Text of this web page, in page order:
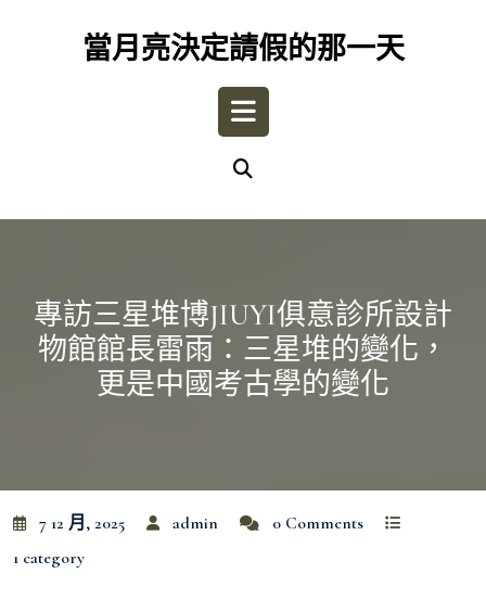
當月亮決定請假的那一天
Open
專訪三星堆博JIUYI俱意診所設計
物館館長雷雨：三星堆的變化，
更是中國考古學的變化
7 12 月, 2025 admin
0 Comments
1 category